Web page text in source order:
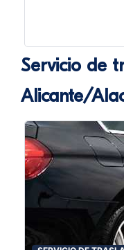
Servicio de
Alicante/